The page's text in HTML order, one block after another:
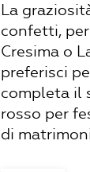
La
confetti,
Cresima o
preferisci
completa il
rosso per
di